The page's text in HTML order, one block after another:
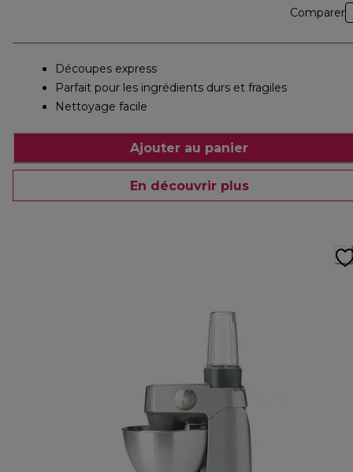
Comparer
Découpes express
Parfait pour les ingrédients durs et fragiles
Nettoyage facile
Ajouter au panier
En découvrir plus